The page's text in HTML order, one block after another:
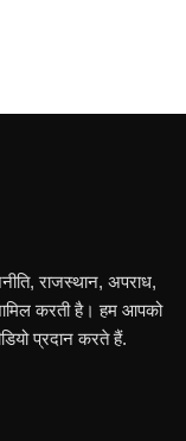
राजस्थान, अपराध,
करती है। हम आपको
प्रदान करते हैं.